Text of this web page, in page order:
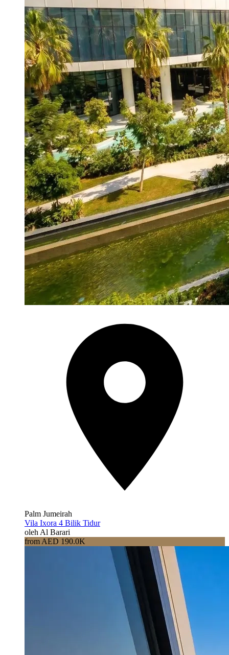
Palm Jumeirah
Vila Ixora 4 Bilik Tidur
oleh Al Barari
from AED 190.0K